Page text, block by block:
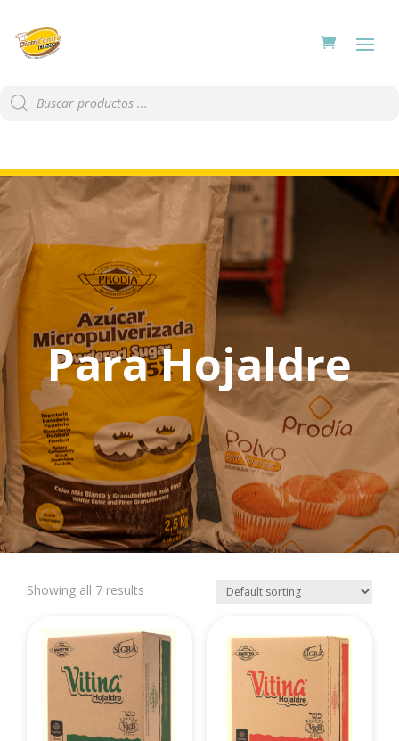
Búsqueda
de
productos
Para Hojaldre
Showing all 7 results